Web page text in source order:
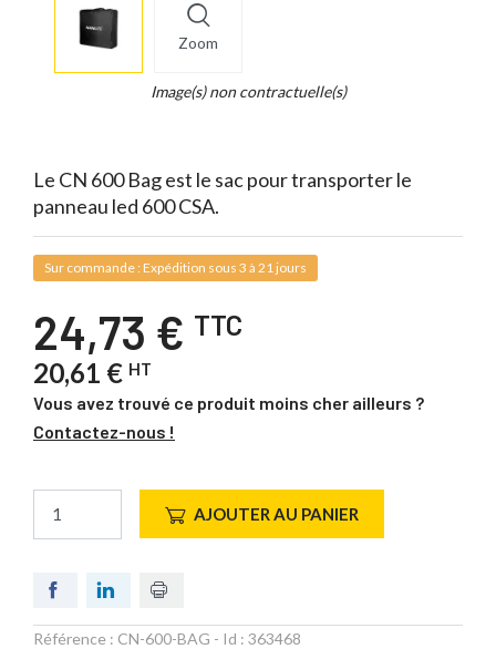
Zoom
Image(s) non contractuelle(s)
Le CN 600 Bag est le sac pour transporter le
panneau led 600 CSA.
Sur commande : Expédition sous 3 à 21 jours
24,73 € TTC
20,61 € HT
Vous avez trouvé ce produit moins cher ailleurs ?
Contactez-nous !
AJOUTER AU PANIER
Référence : CN-600-BAG - Id : 363468